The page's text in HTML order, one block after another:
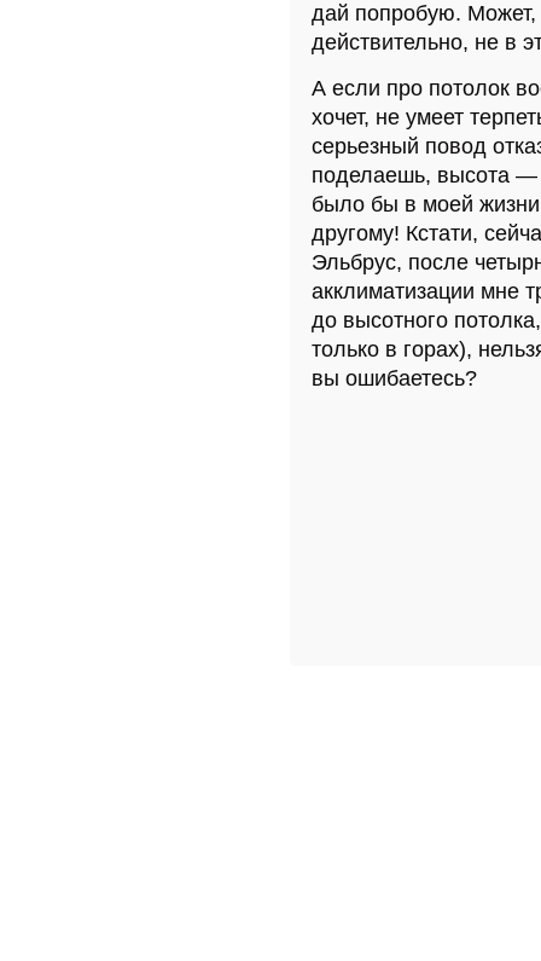
дай попробую. Может,
действительно, не в
А если про потолок
хочет, не умеет
серьезный повод
поделаешь, высота
было бы в моей
другому! Кстати,
Эльбрус, после
акклиматизации мне
до высотного
только в горах),
вы ошибаетесь?